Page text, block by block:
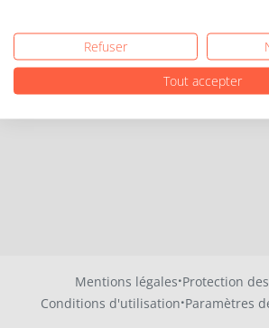
Mentions légales·Protection
Conditions d'utilisation·Paramètres
Refuser
Tout accepter